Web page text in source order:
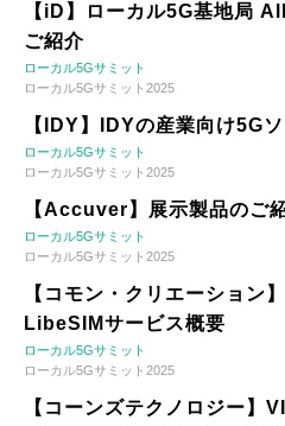
【iD】ローカル5G基地局
ご紹介
ローカル5Gサミット
ローカル5Gサミット2025
【IDY】IDYの産業向け5G
ローカル5Gサミット
ローカル5Gサミット2025
【Accuver】展示製品のご
ローカル5Gサミット
ローカル5Gサミット2025
【コモン・クリエーション
LibeSIMサービス概要
ローカル5Gサミット
ローカル5Gサミット2025
【コーンズテクノロジー